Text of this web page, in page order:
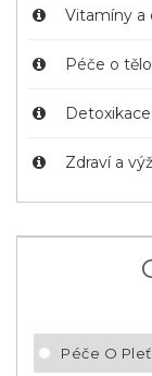
Vitamíny a
Péče o tělo
Detoxikace
Zdraví a
Péče O Pleť